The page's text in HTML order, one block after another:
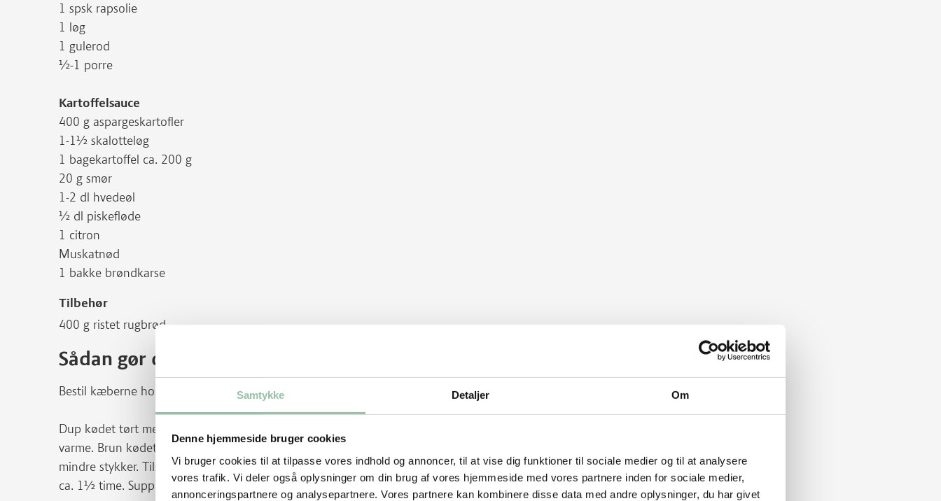
Samtykke Detaljer Om
Denne hjemmeside bruger cookies
Vi bruger cookies til at tilpasse vores indhold og annoncer, til at vise dig funktioner til sociale medier og til at analysere
vores trafik. Vi deler også oplysninger om din brug af vores hjemmeside med vores partnere inden for sociale medier,
annonceringspartnere og analysepartnere. Vores partnere kan kombinere disse data med andre oplysninger, du har givet
1 spsk rapsolie
1 løg
1 gulerod
½-1 porre
Kartoffelsauce
400 g aspargeskartofler
1-1½ skalotteløg
1 bagekartoffel ca. 200 g
20 g smør
1-2 dl hvedeøl
½ dl piskefløde
1 citron
Muskatnød
1 bakke brøndkarse
Tilbehør
400 g ristet rugbrød
Sådan gør du
Bestil kæberne hos slagteren et par dage i forvejen.
Dup kødet tørt med køkkenrulle. Krydr med salt og peber. Varm olien i en gryde ved god
varme. Brun kødet på alle sider 3-4 minutter i alt. Tilsæt løg, gulerod og porre skåret i
mindre stykker. Tilsæt 4 dl vand, læg låg på og kog ved svag varme, til kæberne er møre,
ca. 1½ time. Suppen fra kæberne bruges til saucen.